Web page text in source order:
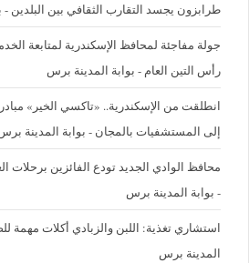
طرابزون يجسد التقارب الثقافي بين البلدين -
جولة مفاجئة لمحافظ الإسكندرية لمتابعة
رأس التين العام - بوابة المدينة برس
انطلقت من الإسكندرية.. «تاكسي الخير»
إلى المستشفيات بالمجان - بوابة المدينة
محافظ الوادي الجديد تودع الفائزين برحلات
- بوابة المدينة برس
استشاري تغذية: اللبن والزبادي أكلات مهمة
المدينة برس